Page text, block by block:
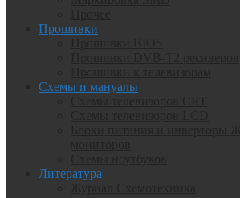
Прошивки
Схемы и мануалы
Литература